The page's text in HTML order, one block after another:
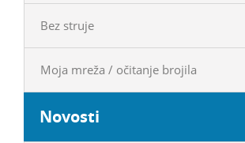
Bez struje
Moja mreža / očitanje brojila
Novosti